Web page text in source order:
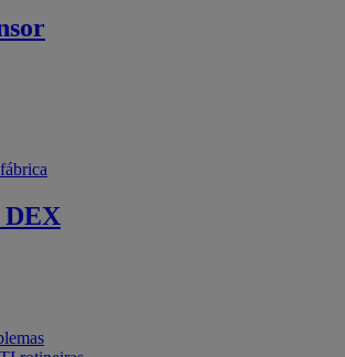
DEX